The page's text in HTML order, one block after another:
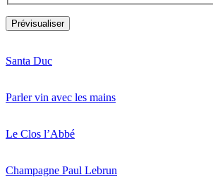
Santa Duc
Parler vin avec les mains
Le Clos l’Abbé
Champagne Paul Lebrun